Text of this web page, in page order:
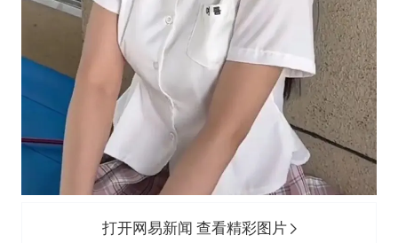
打开网易新闻 查看精彩图片